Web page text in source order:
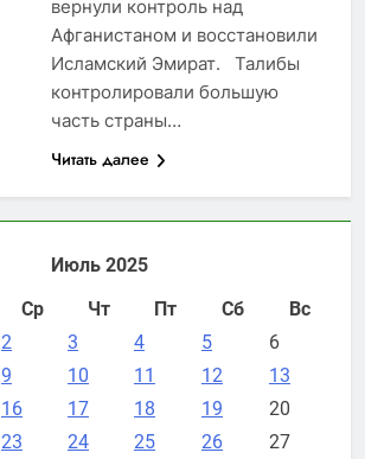
вернули контроль над
Афганистаном и восстановили
Исламский Эмират. Талибы
контролировали большую
часть страны…
Читать далее
Июль 2025
Ср Чт Пт Сб
Вс
2 3 4 5
6
9 10 11 12
13
16 17 18 19
20
23 24 25 26 27